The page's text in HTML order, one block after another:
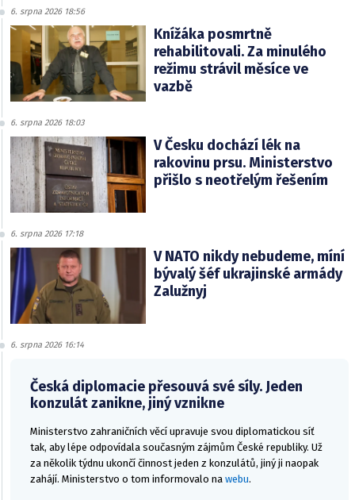
6. srpna 2026 18:56
Knížáka posmrtně
rehabilitovali. Za minulého
režimu strávil měsíce ve
vazbě
6. srpna 2026 18:03
V Česku dochází lék na
rakovinu prsu. Ministerstvo
přišlo s neotřelým řešením
6. srpna 2026 17:18
V NATO nikdy nebudeme, míní
bývalý šéf ukrajinské armády
Zalužnyj
6. srpna 2026 16:14
Česká diplomacie přesouvá své síly. Jeden
konzulát zanikne, jiný vznikne
Ministerstvo zahraničních věcí upravuje svou diplomatickou síť
tak, aby lépe odpovídala současným zájmům České republiky. Už
za několik týdnu ukončí činnost jeden z konzulátů, jiný ji naopak
zahájí. Ministerstvo o tom informovalo na webu.